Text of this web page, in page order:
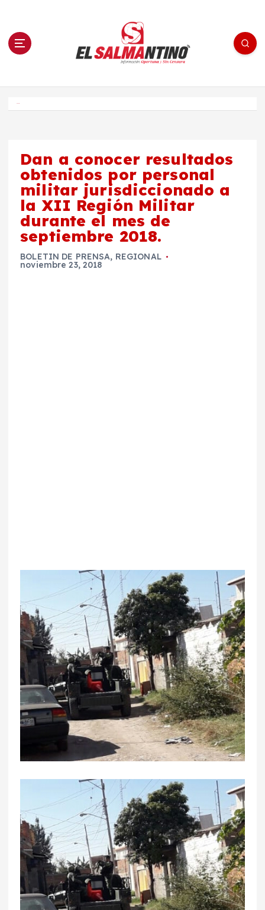
n El Salmantino - medios/noticias/editorial
Dan a conocer resultados
obtenidos por personal
militar jurisdiccionado a
la XII Región Militar
durante el mes de
septiembre 2018.
BOLETIN DE PRENSA, REGIONAL
noviembre 23, 2018